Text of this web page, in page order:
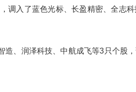
调入了蓝色光标、长盈精密、全志
造、润泽科技、中航成飞等3只个股